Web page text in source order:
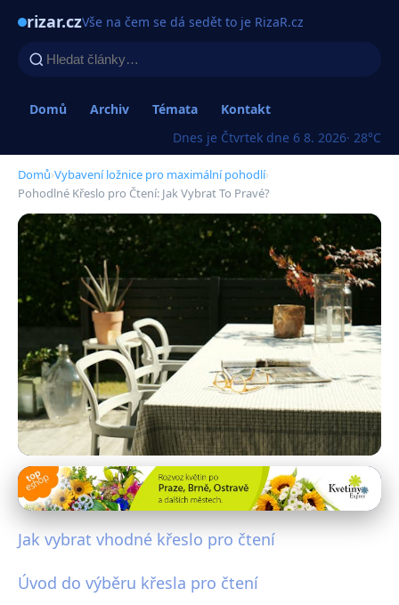
rizar.czVše na čem se dá sedět to je RizaR.cz
Domů Archiv Témata
Kontakt
Dnes je Čtvrtek dne 6 8. 2026· 28°C
Domů›Vybavení ložnice pro maximální pohodlí›
Pohodlné Křeslo pro Čtení: Jak Vybrat To Pravé?
Vybavení ložnice pro maximální pohodlí
Pohodlné Křeslo pro Čtení: Jak
· 4 min čtení · Autor: Pavel Tůma
Jak vybrat vhodné křeslo pro čtení
Úvod do výběru křesla pro čtení